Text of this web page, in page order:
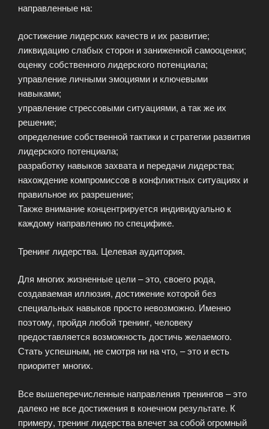
направленные на:
достижение лидерских качеств и их развитие;
ликвидацию слабых сторон и заниженной самооценки;
оценку собственного лидерского потенциала;
управление личными эмоциями и ключевыми
навыками;
управление стрессовыми ситуациями, а так же их
решение;
определение собственной тактики и стратегии развития
лидерского потенциала;
разработку навыков захвата и передачи лидерства;
нахождение компромиссов в конфликтных ситуациях и
правильное их разрешение;
Также внимание концентрируется индивидуально к
каждому направлению по специфике.
Тренинг лидерства. Целевая аудитория.
Для многих жизненные цели – это, своего рода,
создаваемая иллюзия, достижение которой без
специальных навыков просто невозможно. Именно
поэтому, пройдя любой тренинг, человеку
предоставляется возможность достичь желаемого.
Стать успешным, не смотря ни на что, – это и есть
приоритет многих.
Все вышеперечисленные направления тренингов – это
далеко не все достижения в конечном результате. К
примеру, тренинг лидерства влечет за собой огромный